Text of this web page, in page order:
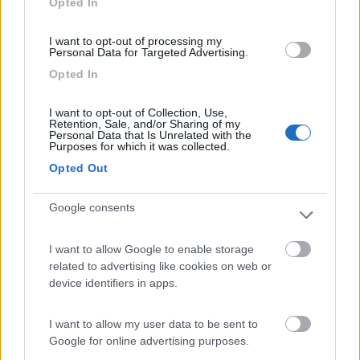
I want to opt-out of processing my
Personal Data for Targeted Advertising.
Opted In
I want to opt-out of Collection, Use,
Retention, Sale, and/or Sharing of my
Personal Data that Is Unrelated with the
Purposes for which it was collected.
Opted Out
Google consents
I want to allow Google to enable storage
related to advertising like cookies on web or
device identifiers in apps.
I want to allow my user data to be sent to
Google for online advertising purposes.
10 con percorsi misti e autostrada abbastanza veloce (105-
9,0-9,2 km litro. Ciao[:D]
Transalp
Inserito il14/07/2006 alle:11:16:44
grazie a tutti. quindi in media (ma molto in media, so che ci
sono diversi piedi, diversi percorsi, ecc.) possiamo concludere
che i mezzi nuovi consumano più dei ducati/ford 2.5 di una
Grinza
Inserito il14/07/2006 alle:13:37:47
Oltre a dichiarare il tipo di motore dichiarate anche il peso del
mezzo in marcia. Io faccio circa 10 Km/l con un ducato 2,8 TDI
in due) 3100 Kg, velocità di crociera 100 Km/h. Ho fatto tutta la
Spagna atlantica con 3 Laika ; un 2,5 TDI, un 2,8 TDI ed un